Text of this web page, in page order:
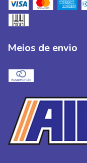
Meios de envio